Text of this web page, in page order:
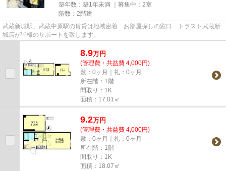
築年数：築1年未満 ｜募集中： 2室
階数：2階建
武蔵新城駅、武蔵中原駅の賃貸は地域密着 お部屋探しの窓口 トラスト武蔵新
城店が皆様のサポートを致します。
8.9万円
(管理費・共益費 4,000円)
敷：0ヶ月｜礼：0ヶ月
所在階：1階
間取り：1K
面積：17.01㎡
9.2万円
(管理費・共益費 4,000円)
敷：0ヶ月｜礼：0ヶ月
所在階：1階
間取り：1K
面積：18.07㎡